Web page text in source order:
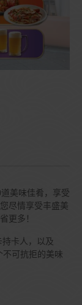
美味佳肴，享受
尽情享受丰盛美
更多！
卡人，以及
可抗拒的美味